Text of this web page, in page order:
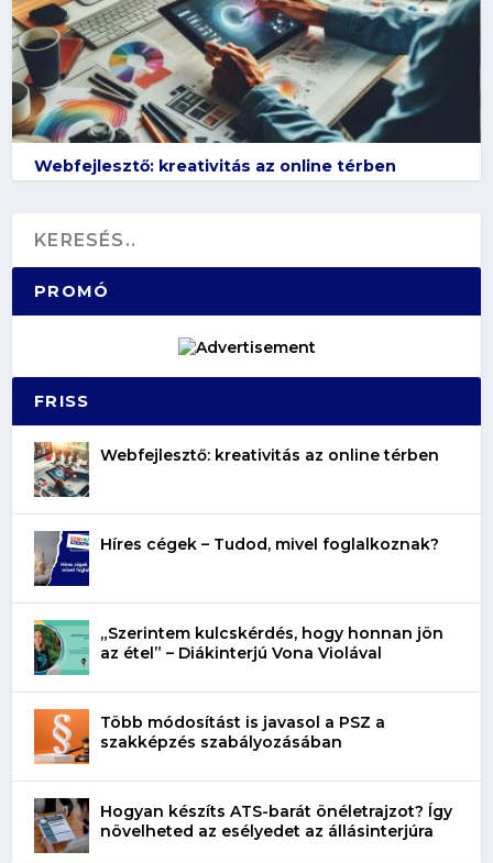
Webfejlesztő: kreativitás az online térben
PROMÓ
FRISS
Webfejlesztő: kreativitás az online térben
Híres cégek – Tudod, mivel foglalkoznak?
„Szerintem kulcskérdés, hogy honnan jön
az étel” – Diákinterjú Vona Violával
Több módosítást is javasol a PSZ a
szakképzés szabályozásában
Hogyan készíts ATS-barát önéletrajzot? Így
növelheted az esélyedet az állásinterjúra